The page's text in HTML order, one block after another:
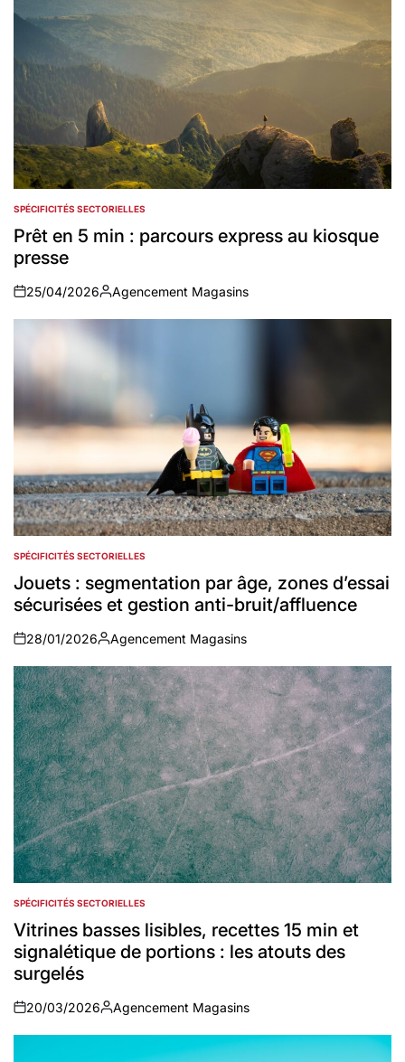
POSTED
IN
SPÉCIFICITÉS SECTORIELLES
Prêt en 5 min : parcours express au kiosque
presse
on
25/04/2026
Auteur
Agencement Magasins
POSTED
IN
SPÉCIFICITÉS SECTORIELLES
Jouets : segmentation par âge, zones d’essai
sécurisées et gestion anti-bruit/affluence
on
28/01/2026
Auteur
Agencement Magasins
POSTED
IN
SPÉCIFICITÉS SECTORIELLES
Vitrines basses lisibles, recettes 15 min et
signalétique de portions : les atouts des
surgelés
on
20/03/2026
Auteur
Agencement Magasins